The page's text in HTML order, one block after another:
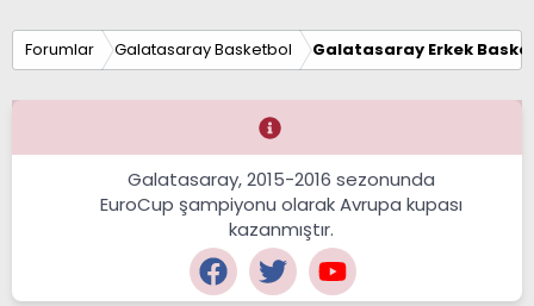
Forumlar Galatasaray Basketbol Galatasaray Erkek
Galatasaray, 2015-2016 sezonunda
EuroCup şampiyonu olarak Avrupa kupası
kazanmıştır.